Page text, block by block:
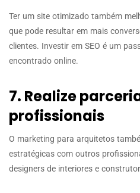
Ter um site otimizado também
que pode resultar em mais
clientes. Investir em SEO é um
encontrado online.
7. Realize
profissionais
O marketing para arquitetos
estratégicas com outros
designers de interiores e